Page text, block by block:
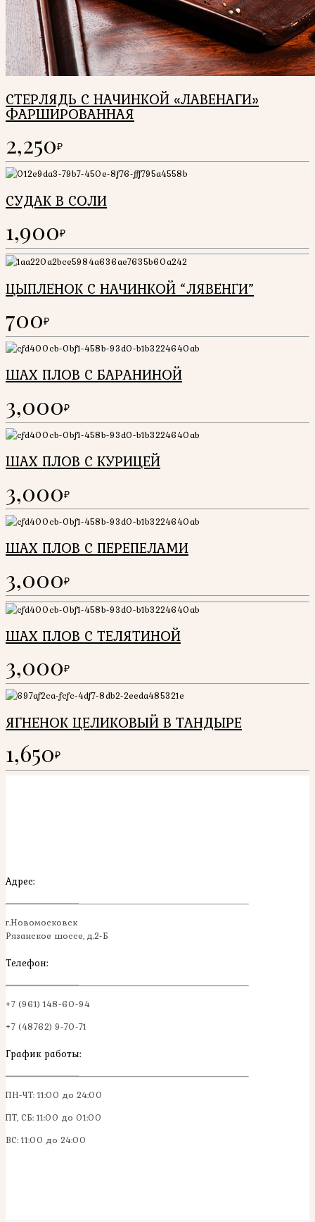
СТЕРЛЯДЬ С НАЧИНКОЙ «ЛАВЕНАГИ»
ФАРШИРОВАННАЯ
2,250₽
СУДАК В СОЛИ
1,900₽
ЦЫПЛЕНОК С НАЧИНКОЙ “ЛЯВЕНГИ”
700₽
ШАХ ПЛОВ С БАРАНИНОЙ
3,000₽
ШАХ ПЛОВ С КУРИЦЕЙ
3,000₽
ШАХ ПЛОВ С ПЕРЕПЕЛАМИ
3,000₽
ШАХ ПЛОВ С ТЕЛЯТИНОЙ
3,000₽
ЯГНЕНОК ЦЕЛИКОВЫЙ В ТАНДЫРЕ
1,650₽
Адрес:
г.Новомосковск
Рязанское шоссе, д.2-Б
Телефон:
+7 (961) 148-60-94
+7 (48762) 9-70-71
График работы:
ПН-ЧТ: 11:00 до 24:00
ПТ, СБ: 11:00 до 01:00
ВС: 11:00 до 24:00